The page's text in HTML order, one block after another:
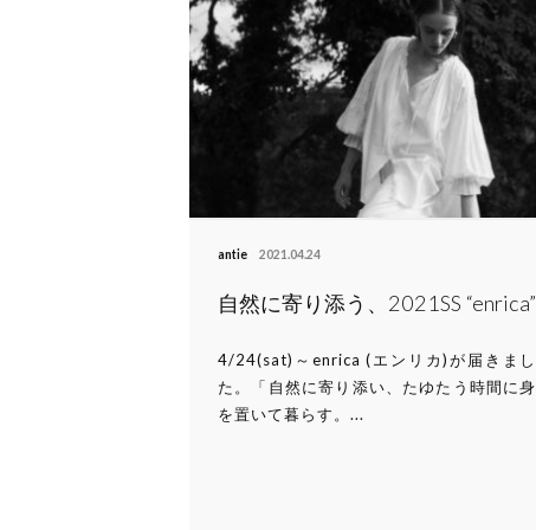
antie 2021.04.24
自然に寄り添う、2021SS “enrica”
4/24(sat)～enrica (エンリカ)が届きまし
た。「自然に寄り添い、たゆたう時間に身
を置いて暮らす。...